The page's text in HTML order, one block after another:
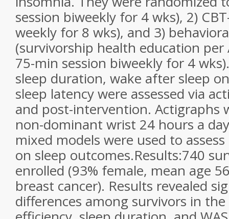
session biweekly for 4 wks), 2)
weekly for 8 wks), and 3)
(survivorship health education per
75-min session biweekly for 4
sleep duration, wake after sleep
sleep latency were assessed via
and post-intervention. Actigraphs
non-dominant wrist 24 hours a
mixed models were used to
on sleep outcomes.Results:740
enrolled (93% female, mean age
breast cancer). Results revealed
differences among survivors in